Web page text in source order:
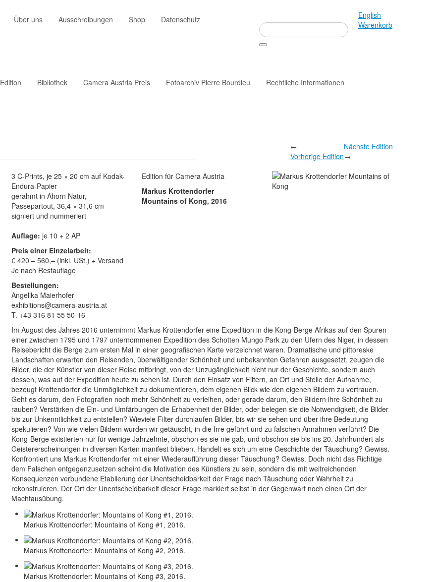
Über uns Ausschreibungen Shop
Datenschutz
English
Warenkorb
Edition Bibliothek Camera Austria Preis Fotoarchiv Pierre Bourdieu Rechtliche Informationen
←
Vorherige Edition
Nächste Edition
→
3 C-Prints, je 25 × 20 cm auf Kodak-
Endura-Papier
gerahmt in Ahorn Natur,
Passepartout, 36,4 × 31,6 cm
signiert und nummeriert
Auflage: je 10 + 2 AP
Preis einer Einzelarbeit:
€ 420 – 560,– (inkl. USt.) + Versand
Je nach Restauflage
Bestellungen:
Angelika Maierhofer
exhibitions@camera-austria.at
T. +43 316 81 55 50-16
Edition für Camera Austria
Markus Krottendorfer
Mountains of Kong, 2016
Im August des Jahres 2016 unternimmt Markus Krottendorfer eine Expedition in die Kong-Berge Afrikas auf den Spuren
einer zwischen 1795 und 1797 unternommenen Expedition des Schotten Mungo Park zu den Ufern des Niger, in dessen
Reisebericht die Berge zum ersten Mal in einer geografischen Karte verzeichnet waren. Dramatische und pittoreske
Landschaften erwarten den Reisenden, überwältigender Schönheit und unbekannten Gefahren ausgesetzt, zeugen die
Bilder, die der Künstler von dieser Reise mitbringt, von der Unzugänglichkeit nicht nur der Geschichte, sondern auch
dessen, was auf der Expedition heute zu sehen ist. Durch den Einsatz von Filtern, an Ort und Stelle der Aufnahme,
bezeugt Krottendorfer die Unmöglichkeit zu dokumentieren, dem eigenen Blick wie den eigenen Bildern zu vertrauen.
Geht es darum, den Fotografien noch mehr Schönheit zu verleihen, oder gerade darum, den Bildern ihre Schönheit zu
rauben? Verstärken die Ein- und Umfärbungen die Erhabenheit der Bilder, oder belegen sie die Notwendigkeit, die Bilder
bis zur Unkenntlichkeit zu entstellen? Wieviele Filter durchlaufen Bilder, bis wir sie sehen und über ihre Bedeutung
spekulieren? Von wie vielen Bildern wurden wir getäuscht, in die Irre geführt und zu falschen Annahmen verführt? Die
Kong-Berge existierten nur für wenige Jahrzehnte, obschon es sie nie gab, und obschon sie bis ins 20. Jahrhundert als
Geistererscheinungen in diversen Karten manifest blieben. Handelt es sich um eine Geschichte der Täuschung? Gewiss.
Konfrontiert uns Markus Krottendorfer mit einer Wiederaufführung dieser Täuschung? Gewiss. Doch nicht das Richtige
dem Falschen entgegenzusetzen scheint die Motivation des Künstlers zu sein, sondern die mit weitreichenden
Konsequenzen verbundene Etablierung der Unent­scheidbarkeit der Frage nach Täuschung oder Wahrheit zu
rekonstruieren. Der Ort der Unentscheidbarkeit dieser Frage markiert selbst in der Gegenwart noch einen Ort der
Machtausübung.
Markus Krottendorfer: Mountains of Kong #1, 2016.
Markus Krottendorfer: Mountains of Kong #2, 2016.
Markus Krottendorfer: Mountains of Kong #3, 2016.